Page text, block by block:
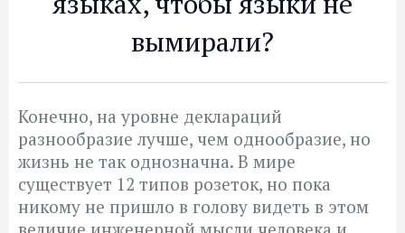
вымирали?
Конечно, на уровне деклараций
разнообразие лучше, чем однообразие, но
жизнь не так однозначна. В мире
существует 12 типов розеток, но пока
никому не пришло в голову видеть в этом